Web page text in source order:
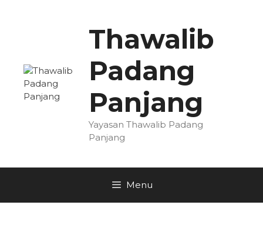
Thawalib
Padang
Panjang
Yayasan Thawalib Padang
Panjang
Menu